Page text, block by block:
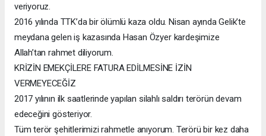
veriyoruz.
2016 yılında TTK’da bir ölümlü kaza oldu. Nisan ayında Gelik’te
meydana gelen iş kazasında Hasan Özyer kardeşimize
Allah’tan rahmet diliyorum.
KRİZİN EMEKÇİLERE FATURA EDİLMESİNE İZİN
VERMEYECEĞİZ
2017 yılının ilk saatlerinde yapılan silahlı saldırı terörün devam
edeceğini gösteriyor.
Tüm terör şehitlerimizi rahmetle anıyorum. Terörü bir kez daha